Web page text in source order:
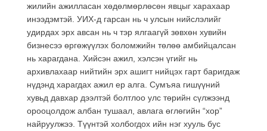
жилийн ажилласан хөдөлмөрлөсөн явцыг харахаар
инээдэмтэй. УИХ-д гарсан нь ч улсын нийслэлийг
удирдах эрх авсан нь ч тэр ялгаагүй зөвхөн хувийн
бизнесээ өргөжүүлэх боломжийн төлөө амбийцалсан
нь харагдана. Хийсэн ажил, хэлсэн үгийг нь
архивлахаар нийтийн эрх ашигт нийцэх гарт баригдаж
нүдэнд харагдах ажил ер алга. Сумъяа гишүүний
хувьд давхар дээлтэй болтлоо улс төрийн сүлжээнд
орооцолдож албан тушаал, авлага өглөгийн “хор”
найруулжээ. Түүнтэй холбогдох ийн нэг хууль бус